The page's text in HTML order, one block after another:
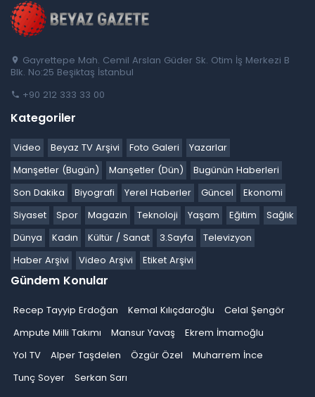
Gayrettepe Mah. Cemil Arslan Güder Sk. Otim İş Merkezi B
Blk. No:25 Beşiktaş İstanbul
+90 212 333 33 00
Kategoriler
Video Beyaz TV Arşivi Foto Galeri
Yazarlar
Manşetler (Bugün)
Manşetler (Dün)
Bugünün Haberleri
Son Dakika
Biyografi Yerel Haberler Güncel
Ekonomi
Siyaset
Spor Magazin Teknoloji Yaşam Eğitim
Sağlık
Dünya
Kadın Kültür / Sanat 3.Sayfa
Televizyon
Haber Arşivi
Video Arşivi Etiket Arşivi
Gündem Konular
Recep Tayyip Erdoğan Kemal Kılıçdaroğlu
Celal Şengör
Ampute Milli Takımı
Mansur Yavaş
Ekrem İmamoğlu
Yol TV
Alper Taşdelen Özgür Özel
Muharrem İnce
Tunç Soyer
Serkan Sarı